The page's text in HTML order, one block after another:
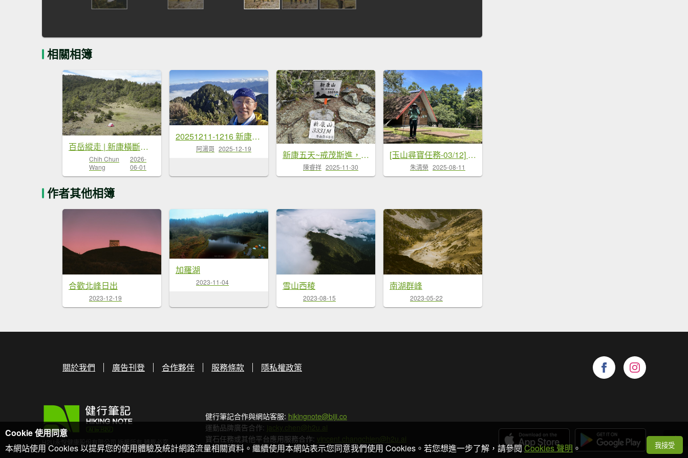
相關相簿
百岳縱走 | 新康橫斷出瓦拉米
Chih Chun
Wang
2026-
06-01
20251211-1216 新康橫斷+嘉明湖
阿湯哥 2025-12-19
新康五天~戒茂斯進，出瓦拉米
陳睿祥 2025-11-30
[玉山尋寶任務-03/12] 2025_0810 瓦拉米步道
朱清榮 2025-08-11
作者其他相簿
合歡北峰日出
2023-12-19
加羅湖
2023-11-04 雪山西稜
2023-08-15
南湖群峰
2023-05-22
關於我們 廣告刊登 合作夥伴 服務條款 隱私權政策
H2U永悅健康股份有限公司 版權所有 轉載必究
健行筆記合作與網站客服: hikingnote@biji.co
運動品牌廣告合作: jacky.chen@h2u.ai
寶石任務或其他平台應用服務合作: vincent.changchien@h2u.ai
Cookie 使用同意
本網站使用 Cookies 以提昇您的使用體驗及統計網路流量相關資料。繼續使用本網站表示您同意我們使用 Cookies。若您想進一步了解，請參閱Cookies 聲明 。 我接受